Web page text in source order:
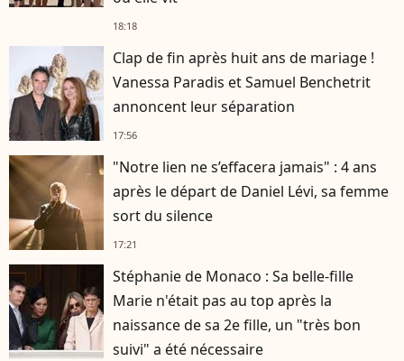
18:18
Clap de fin après huit ans de mariage !
Vanessa Paradis et Samuel Benchetrit
annoncent leur séparation
17:56
"Notre lien ne s’effacera jamais" : 4 ans
après le départ de Daniel Lévi, sa femme
sort du silence
17:21
Stéphanie de Monaco : Sa belle-fille
Marie n'était pas au top après la
naissance de sa 2e fille, un "très bon
suivi" a été nécessaire